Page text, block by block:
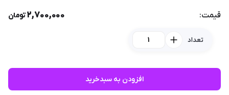
قیمت: 2,700,000تومان
تعداد
افزودن به سبدخرید